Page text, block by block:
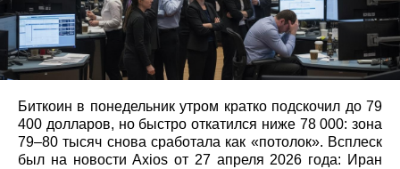
Биткоин в понедельник утром кратко подскочил до 79
400 долларов, но быстро откатился ниже 78 000: зона
79–80 тысяч снова сработала как «потолок». Всплеск
был на новости Axios от 27 апреля 2026 года: Иран